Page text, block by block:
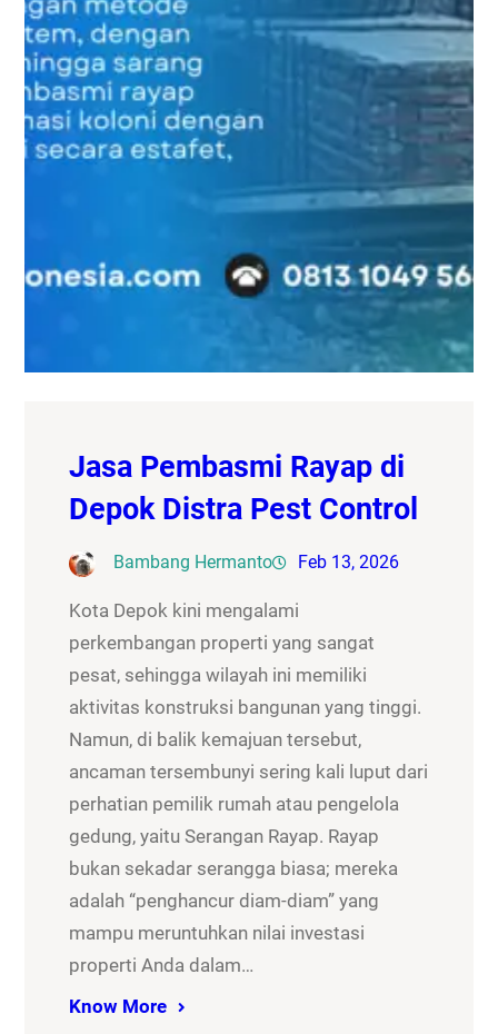
Jasa Pembasmi Rayap di
Depok Distra Pest Control
Bambang Hermanto Feb 13, 2026
Kota Depok kini mengalami
perkembangan properti yang sangat
pesat, sehingga wilayah ini memiliki
aktivitas konstruksi bangunan yang tinggi.
Namun, di balik kemajuan tersebut,
ancaman tersembunyi sering kali luput dari
perhatian pemilik rumah atau pengelola
gedung, yaitu Serangan Rayap. Rayap
bukan sekadar serangga biasa; mereka
adalah “penghancur diam-diam” yang
mampu meruntuhkan nilai investasi
properti Anda dalam…
Know More